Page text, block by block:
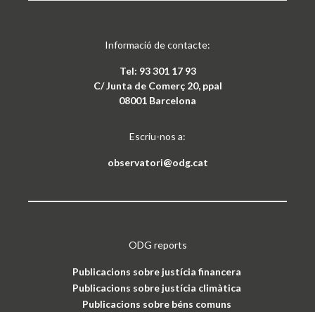
Informació de contacte:
Tel: 93 301 17 93
C/ Junta de Comerç 20, ppal
08001 Barcelona
Escriu-nos a:
observatori@odg.cat
ODG reports
Publicacions sobre justícia financera
Publicacions sobre justícia climàtica
Publicacions sobre béns comuns